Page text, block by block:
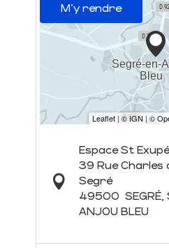
M'y rendre
Espace St
39 Rue Charles
Segré
49500 SEGRÉ,
ANJOU BLEU